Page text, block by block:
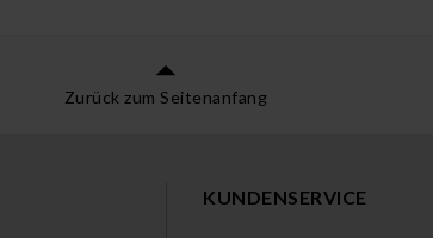
Zurück zum Seitenanfang
KUNDENSERVICE